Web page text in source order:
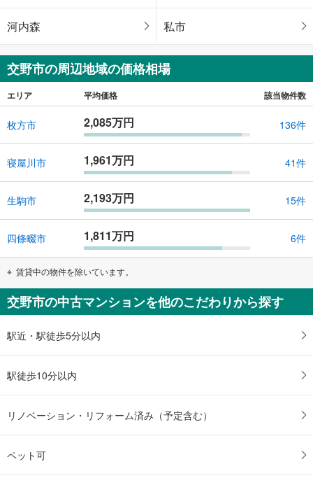
河内森 私市
交野市の周辺地域の価格相場
エリア 平均価格 該当物件数
枚方市 2,085万円 136件
寝屋川市 1,961万円 41件
生駒市 2,193万円 15件
四條畷市 1,811万円 6件
賃貸中の物件を除いています。
交野市の中古マンションを他のこだわりから探す
駅近・駅徒歩5分以内
駅徒歩10分以内
リノベーション・リフォーム済み（予定含む）
ペット可